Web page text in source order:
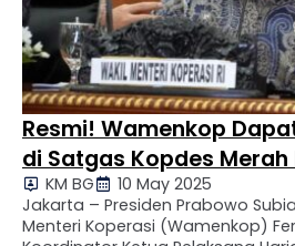
Resmi! Wamenkop
di Satgas Kopdes Merah
KM BG
10 May 2025
Jakarta – Presiden Prabowo
Menteri Koperasi (Wamenkop)